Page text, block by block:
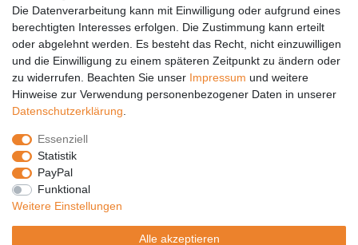
DHL
GLS
PaketPLUS
SPONSORING
Malchower SV 90
Malchower Wölfe
ZERTIFIKATE
Händlerbund
Die Datenverarbeitung kann mit Einwilligung oder aufgrund eines
berechtigten Interesses erfolgen. Die Zustimmung kann erteilt
oder abgelehnt werden. Es besteht das Recht, nicht einzuwilligen
und die Einwilligung zu einem späteren Zeitpunkt zu ändern oder
zu widerrufen. Beachten Sie unser Impressum und weitere
Hinweise zur Verwendung personenbezogener Daten in unserer
Daten­schutz­erklärung
Essenziell
Statistik
PayPal
Funktional
Weitere Einstellungen
Alle akzeptieren